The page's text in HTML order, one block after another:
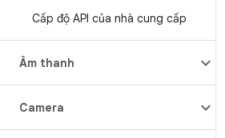
Cấp độ API của nhà cung cấp
Âm thanh
Camera